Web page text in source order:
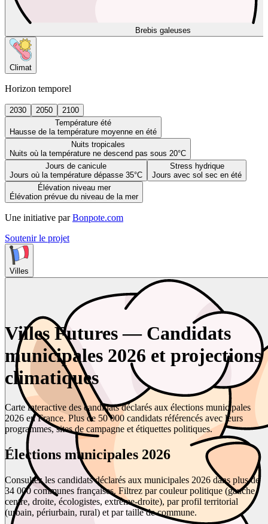
Brebis galeuses
Climat
Horizon temporel
2030 2050
2100
Température été
Hausse de la température moyenne en été
Nuits tropicales
Nuits où la température ne descend pas sous 20°C
Jours de canicule
Jours où la température dépasse 35°C
Stress hydrique
Jours avec sol sec en été
Élévation niveau mer
Élévation prévue du niveau de la mer
Une initiative par Bonpote.com
Soutenir le projet
Villes
Villes Futures — Candidats
municipales 2026 et projections
climatiques
Carte interactive des candidats déclarés aux élections municipales
2026 en France. Plus de 50 000 candidats référencés avec leurs
programmes, sites de campagne et étiquettes politiques.
Élections municipales 2026
Consultez les candidats déclarés aux municipales 2026 dans plus de
34 000 communes françaises. Filtrez par couleur politique (gauche,
centre, droite, écologistes, extrême-droite), par profil territorial
(urbain, périurbain, rural) et par taille de commune.